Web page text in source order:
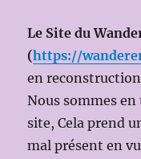
Le Site du
(https://
en
Nous sommes
site, Cela prend
mal présent en